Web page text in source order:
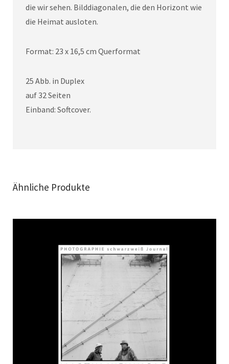
die wir sehen. Bilddiagonalen, die den Horizont wie
die Heimat ausloten.
Format: 23 x 16,5 cm Querformat
25 Abb. in Duplex
auf 32 Seiten
Einband: Softcover.
Ähnliche Produkte